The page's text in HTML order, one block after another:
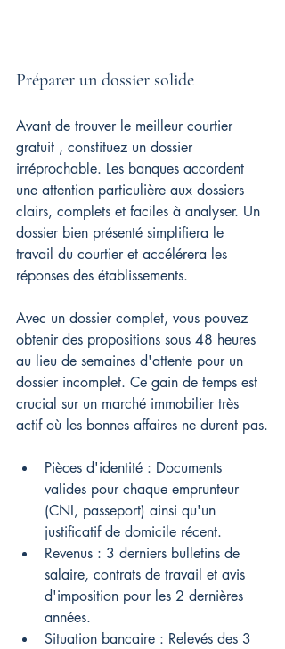
Préparer un dossier solide
Avant de trouver le meilleur courtier
gratuit , constituez un dossier
irréprochable. Les banques accordent
une attention particulière aux dossiers
clairs, complets et faciles à analyser. Un
dossier bien présenté simplifiera le
travail du courtier et accélérera les
réponses des établissements.
Avec un dossier complet, vous pouvez
obtenir des propositions sous 48 heures
au lieu de semaines d'attente pour un
dossier incomplet. Ce gain de temps est
crucial sur un marché immobilier très
actif où les bonnes affaires ne durent pas.
Pièces d'identité : Documents
valides pour chaque emprunteur
(CNI, passeport) ainsi qu'un
justificatif de domicile récent.
Revenus : 3 derniers bulletins de
salaire, contrats de travail et avis
d'imposition pour les 2 dernières
années.
Situation bancaire : Relevés des 3